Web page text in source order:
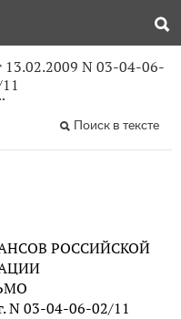
N 03-04-06-
Поиск в тексте
РОССИЙСКОЙ
N 03-04-06-02/11